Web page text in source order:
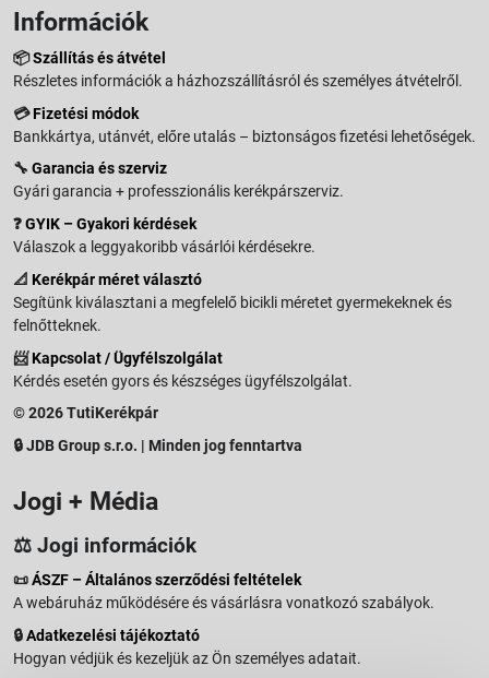
Információk
📦Szállítás és átvétel
Részletes információk a házhozszállításról és személyes átvételről.
💳Fizetési módok
Bankkártya, utánvét, előre utalás – biztonságos fizetési lehetőségek.
🔧 Garancia és szerviz
Gyári garancia + professzionális kerékpárszerviz.
❓GYIK – Gyakori kérdések
Válaszok a leggyakoribb vásárlói kérdésekre.
📐 Kerékpár méret választó
Segítünk kiválasztani a megfelelő bicikli méretet gyermekeknek és
felnőtteknek.
📨Kapcsolat / Ügyfélszolgálat
Kérdés esetén gyors és készséges ügyfélszolgálat.
© 2026 TutiKerékpár
🔒 JDB Group s.r.o. | Minden jog fenntartva
Jogi + Média
⚖️ Jogi információk
📜ÁSZF – Általános szerződési feltételek
A webáruház működésére és vásárlásra vonatkozó szabályok.
🔒Adatkezelési tájékoztató
Hogyan védjük és kezeljük az Ön személyes adatait.